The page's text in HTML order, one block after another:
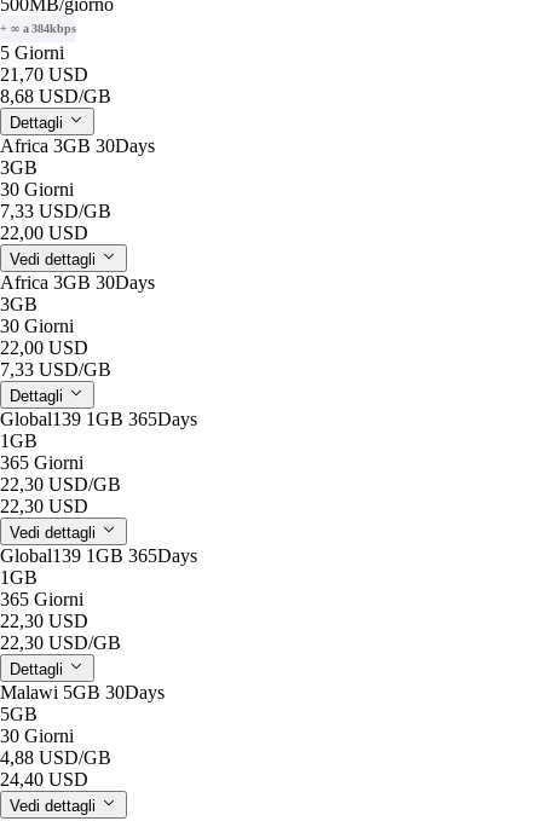
+ ∞ a 384kbps
5 Giorni
21,70 USD
8,68 USD/GB
Dettagli
Africa 3GB 30Days
3GB
30 Giorni
7,33 USD/GB
22,00 USD
Vedi dettagli
Africa 3GB 30Days
3GB
30 Giorni
22,00 USD
7,33 USD/GB
Dettagli
Global139 1GB 365Days
1GB
365 Giorni
22,30 USD/GB
22,30 USD
Vedi dettagli
Global139 1GB 365Days
1GB
365 Giorni
22,30 USD
22,30 USD/GB
Dettagli
Malawi 5GB 30Days
5GB
30 Giorni
4,88 USD/GB
24,40 USD
Vedi dettagli